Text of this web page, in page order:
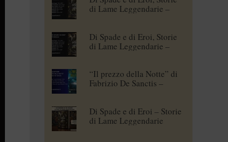
di Lame Leggendarie –
Di Spade e di Eroi, Storie
di Lame Leggendarie –
“Il prezzo della Notte” di
Fabrizio De Sanctis –
Di Spade e di Eroi – Storie
di Lame Leggendarie